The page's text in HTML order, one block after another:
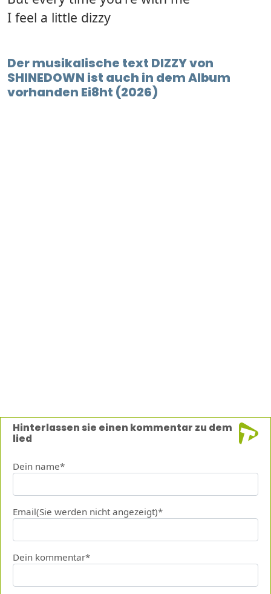
I feel a little dizzy
Der musikalische text DIZZY von
SHINEDOWN ist auch in dem Album
vorhanden Ei8ht (2026)
Hinterlassen sie einen kommentar zu dem
lied
Dein name*
Email(Sie werden nicht angezeigt)*
Dein kommentar*